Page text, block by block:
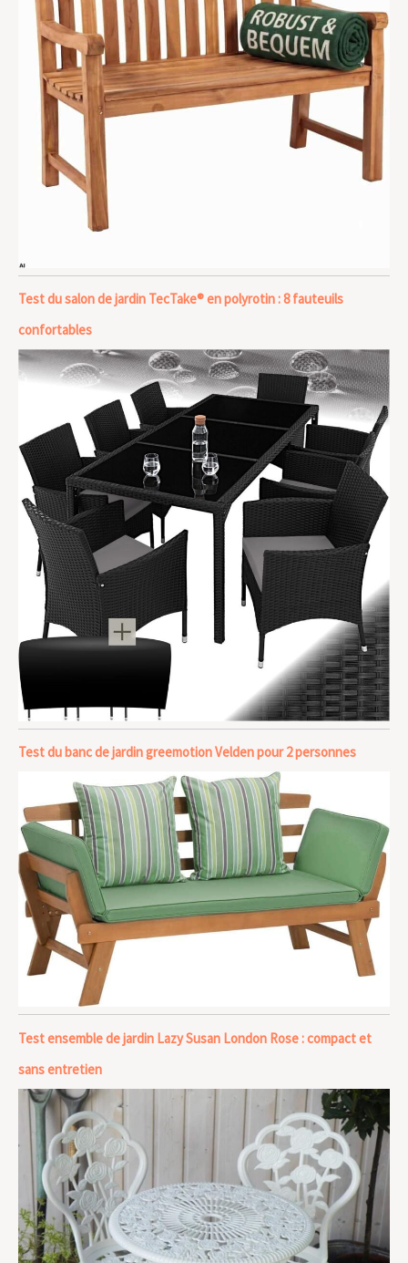
Test du salon de jardin TecTake® en polyrotin : 8 fauteuils
confortables
Test du banc de jardin greemotion Velden pour 2 personnes
Test ensemble de jardin Lazy Susan London Rose : compact et
sans entretien